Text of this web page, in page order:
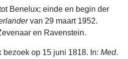
Benelux; einde en begin der
van 29 maart 1952.
en Ravenstein.
bezoek op 15 juni 1818. In: Med.